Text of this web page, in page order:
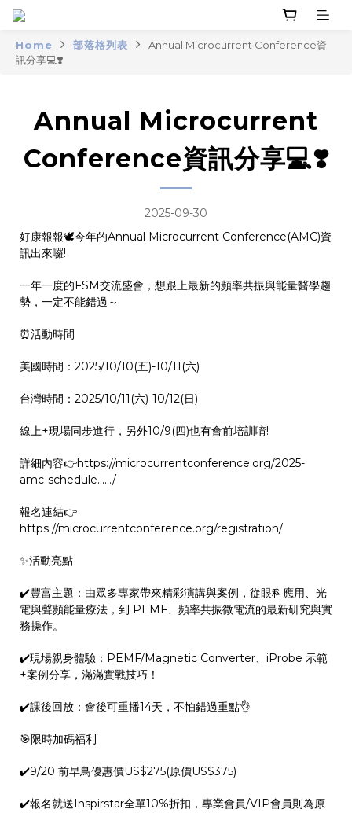
Home 部落格列表
Annual Microcurrent Conference資
訊分享💻❣️
Annual Microcurrent
Conference資訊分享💻❣️
2025-09-30
好康報報🕊️今年的Annual Microcurrent Conference(AMC)資
訊出來囉!
一年一度的FSM交流盛會，想跟上最新的頻率共振與能量醫學趨
勢，一定不能錯過～
⏰活動時間
美國時間：2025/10/10(五)-10/11(六)
台灣時間：2025/10/11(六)-10/12(日)
線上+現場同步進行，另外10/9(四)也有會前培訓唷!
詳細內容👉https://microcurrentconference.org/2025-
amc-schedule....../
報名連結👉
https://microcurrentconference.org/registration/
✨活動亮點
✔️豐富主題：由眾多專家帶來精彩演講與案例，從眼科應用、光
電與聲頻能量療法，到 PEMF、頻率共振微電流的最新研究與實
務操作。
✔️現場親身體驗：PEMF/Magnetic Converter、iProbe 示範
+案例分享，滿滿實戰技巧！
✔️課後回放：會後可重播14天，不怕錯過重點👌
🎯限時加碼福利
✔️9/20 前早鳥優惠價US$275(原價US$375)
✔️報名就送Inspirstar全單10%折扣，專業會員/VIP會員則為原